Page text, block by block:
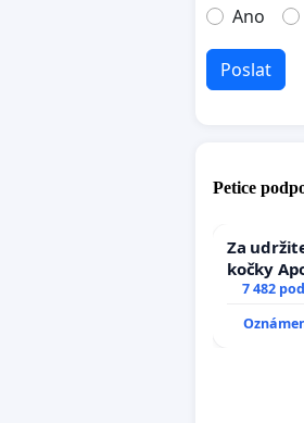
Ano
Poslat
Petice
Za
kočky
7 482